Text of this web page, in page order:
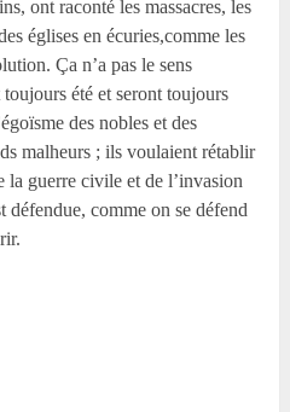
ont raconté les massacres, les
églises en écuries,comme les
Ça n’a pas le sens
été et seront toujours
des nobles et des
malheurs ; ils voulaient rétablir
la guerre civile et de l’invasion
défendue, comme on se défend